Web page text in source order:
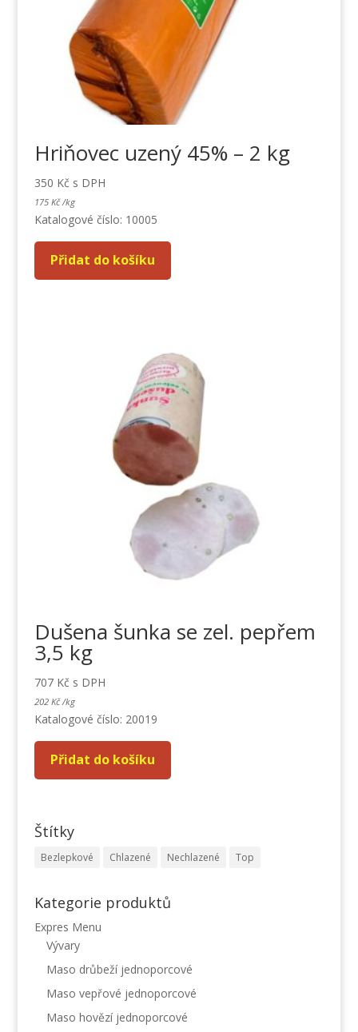
Hriňovec uzený 45% – 2 kg
350 Kč s DPH
175 Kč /kg
Katalogové číslo: 10005
Přidat do košíku
Dušena šunka se zel. pepřem
3,5 kg
707 Kč s DPH
202 Kč /kg
Katalogové číslo: 20019
Přidat do košíku
Štítky
Bezlepkové Chlazené Nechlazené Top
Kategorie produktů
Expres Menu
Vývary
Maso drůbeží jednoporcové
Maso vepřové jednoporcové
Maso hovězí jednoporcové